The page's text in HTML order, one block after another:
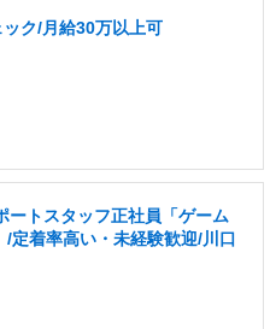
ク/月給30万以上可
ートスタッフ正社員「ゲーム
定着率高い・未経験歓迎/川口